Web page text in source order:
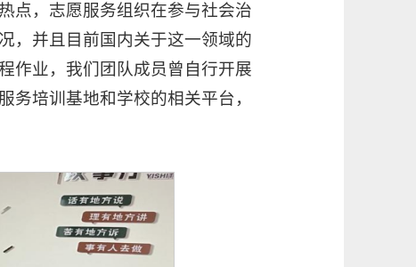
点，志愿服务组织在参与社会治
，并且目前国内关于这一领域的
作业，我们团队成员曾自行开展
培训基地和学校的相关平台，